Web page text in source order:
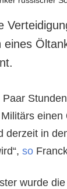
eines
Paar
derzeit in
so
wurde